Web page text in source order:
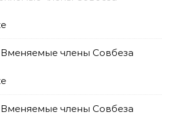
Вменяемые члены Совбеза
Вменяемые члены Совбеза